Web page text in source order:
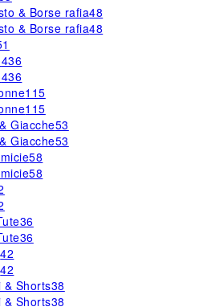
& Borse rafia48
& Borse rafia48
436
436
115
115
Giacche53
Giacche53
58
58
36
36
42
42
& Shorts38
& Shorts38